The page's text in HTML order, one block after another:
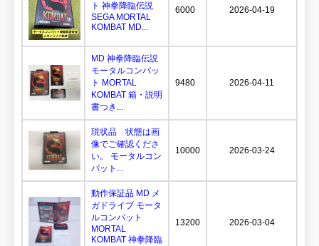
ト 神拳降臨伝説
SEGA MORTAL
KOMBAT MD...
6000 2026-04-19
MD 神拳降臨伝説
モータルコンバッ
ト MORTAL
KOMBAT 箱・説明
書つき...
9480 2026-04-11
現状品 状態は画
像でご確認くださ
い。 モータルコン
バット...
10000 2026-03-24
動作保証品 MD メ
ガドライブ モータ
ルコンバット
MORTAL
KOMBAT 神拳降臨
13200 2026-03-04